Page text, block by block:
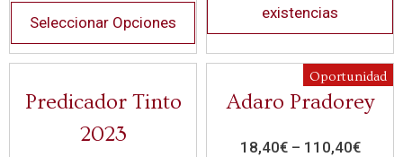
Seleccionar Opciones
existencias
Predicador Tinto
2023
Oportunidad
Adaro Pradorey
18,40€– 110,40€